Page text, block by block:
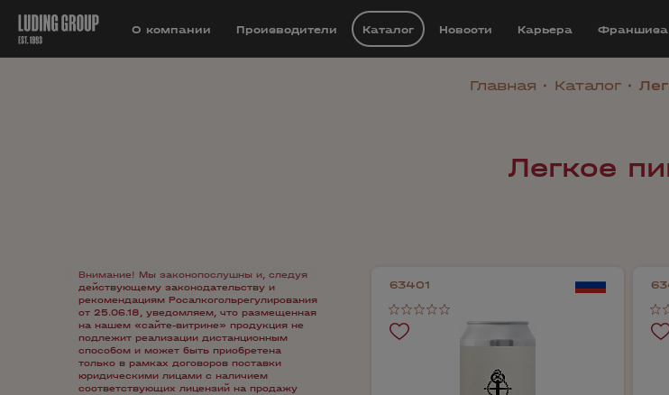
О компании Производители Каталог Новости Карьера Франшиза
Главная Каталог
Легкое
Внимание! Мы законопослушны и, следуя
действующему законодательству и
рекомендациям Росалкогольрегулирования
от 25.06.18, уведомляем, что размещенная
на нашем «сайте-витрине» продукция не
подлежит реализации дистанционным
способом и может быть приобретена
только в рамках договоров поставки
юридическими лицами с наличием
соответствующих лицензий на продажу
63401